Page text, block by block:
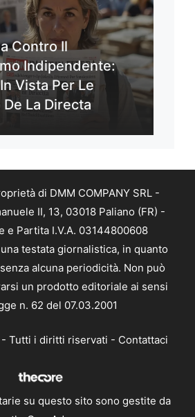
Contro Il
Indipendente:
Vista Per Le
La Directa
di DMM COMPANY SRL -
II, 13, 03018 Paliano (FR) -
e Partita I.V.A. 03144800608
testata giornalistica, in quanto
alcuna periodicità. Non può
un prodotto editoriale ai sensi
n. 62 del 07.03.2001
Tutti i diritti riservati - Contattaci
su questo sito sono gestite da